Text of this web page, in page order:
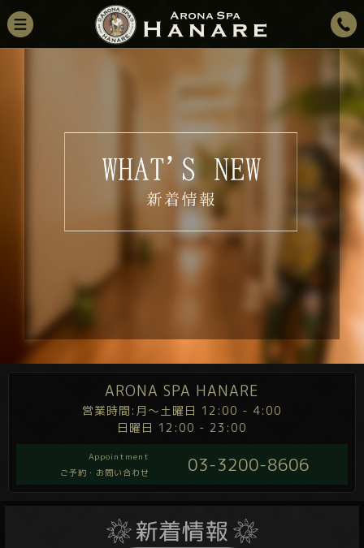
ARONA SPA HANARE
営業時間:月～土曜日 12:00 - 4:00
日曜日 12:00 - 23:00
Appointment
ご予約・お問い合わせ
03-3200-8606